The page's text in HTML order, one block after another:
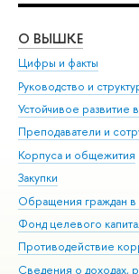
О ВЫШКЕ
Цифры и факты
Руководство и
Устойчивое
Преподаватели и
Корпуса и общежития
Закупки
Обращения граждан
Фонд целевого
Противодействие
Сведения о доходах,